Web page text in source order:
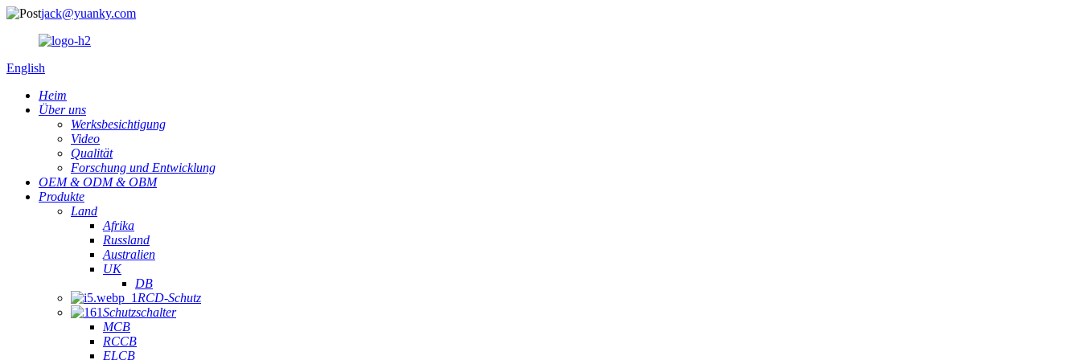
jack@yuanky.com
English
Heim
Über uns
Werksbesichtigung
Video
Qualität
Forschung und Entwicklung
OEM & ODM & OBM
Produkte
Land
Afrika
Russland
Australien
UK
DB
RCD-Schutz
Schutzschalter
MCB
RCCB
ELCB